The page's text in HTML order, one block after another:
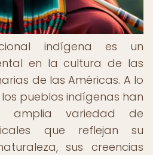
indígena es un
en la cultura de las
de las Américas. A lo
pueblos indígenas han
amplia variedad de
que reflejan su
sus creencias